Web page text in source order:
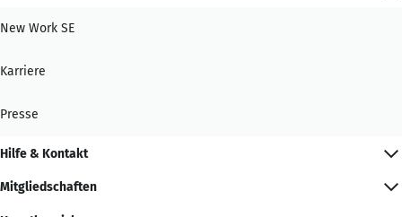
New Work SE
Karriere
Presse
Hilfe & Kontakt
Mitgliedschaften